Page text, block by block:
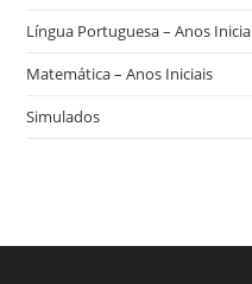
Língua Portuguesa – Anos
Matemática – Anos Iniciais
Simulados